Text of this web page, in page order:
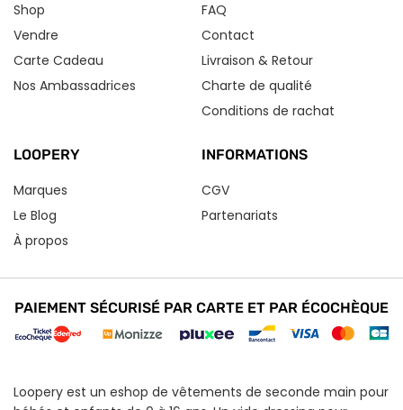
Shop
Vendre
Carte Cadeau
Nos Ambassadrices
FAQ
Contact
Livraison & Retour
Charte de qualité
Conditions de rachat
LOOPERY
Marques
Le Blog
À propos
INFORMATIONS
CGV
Partenariats
PAIEMENT SÉCURISÉ PAR CARTE ET PAR ÉCOCHÈQUE
Loopery est un eshop de vêtements de seconde main pour